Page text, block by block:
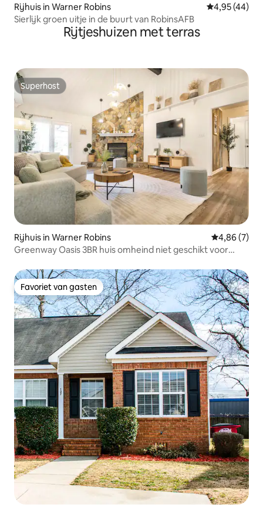
Rijhuis in Warner Robins Gemiddelde
4,95 (44)
Sierlijk groen uitje in de buurt van RobinsAFB
Rijtjeshuizen met terras
Superhost
Superhost
Rijhuis in Warner Robins Gemiddelde
4,86 (7)
Greenway Oasis 3BR huis omheind niet geschikt voor
Favoriet van gasten
Favoriet van gasten